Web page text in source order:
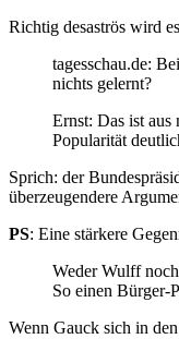
Richtig desaströs wird
tagesschau.de:
nichts gelernt?
Ernst: Das ist aus
Popularität
Sprich: der
überzeugendere
PS: Eine stärkere
Weder Wulff
So einen Bürger-
Wenn Gauck sich in